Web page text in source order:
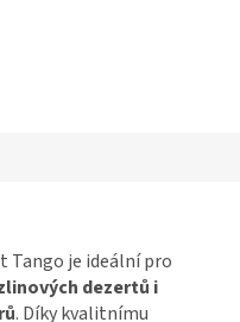
Tango je ideální pro
dezertů i
. Díky kvalitnímu